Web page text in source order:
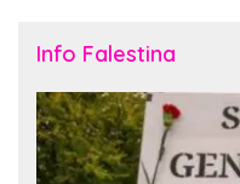
Info Falestina